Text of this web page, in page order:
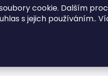
cookie. Dalším
s jejich používáním..
míru
dle Vašich
přání.